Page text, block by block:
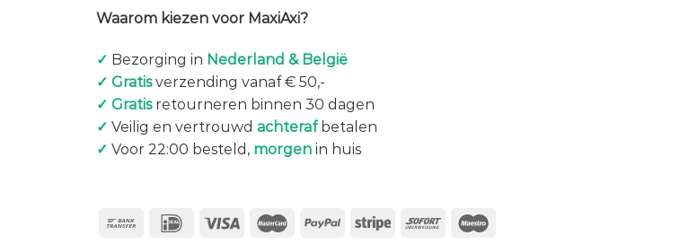
Waarom kiezen voor MaxiAxi?
✓ Bezorging in Nederland & België
✓ Gratisverzending vanaf € 50,-
✓ Gratisretourneren binnen 30 dagen
✓ Veilig en vertrouwd achterafbetalen
✓ Voor 22:00 besteld, morgenin huis